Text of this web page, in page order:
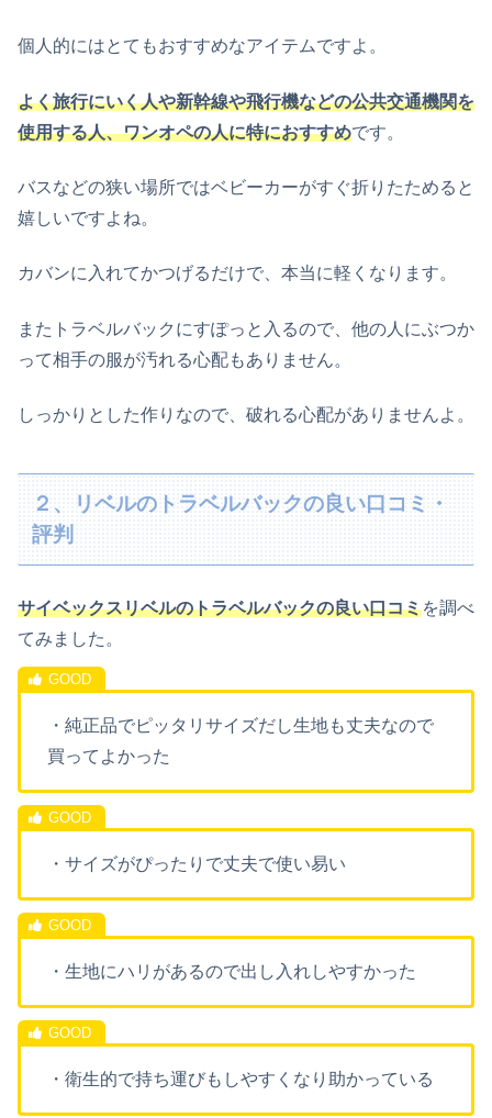
個人的にはとてもおすすめなアイテムですよ。
よく旅行にいく人や新幹線や飛行機などの公共交通機関を
使用する人、ワンオペの人に特におすすめです。
バスなどの狭い場所ではベビーカーがすぐ折りたためると
嬉しいですよね。
カバンに入れてかつげるだけで、本当に軽くなります。
またトラベルバックにすぽっと入るので、他の人にぶつか
って相手の服が汚れる心配もありません。
しっかりとした作りなので、破れる心配がありませんよ 。
２、リベルのトラベルバックの良い口コミ・
評判
サイベックスリベルのトラベルバックの良い口コミを調べ
てみました。
・純正品でピッタリサイズだし生地も丈夫なので
買ってよかった
・サイズがぴったりで丈夫で使い易い
・生地にハリがあるので出し入れしやすかった
・衛生的で持ち運びもしやすくなり助かっている